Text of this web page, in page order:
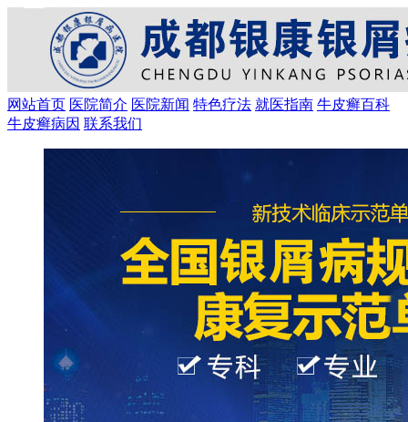
网站首页 医院简介 医院新闻 特色疗法 就医指南 牛皮癣百科
牛皮癣病因 联系我们